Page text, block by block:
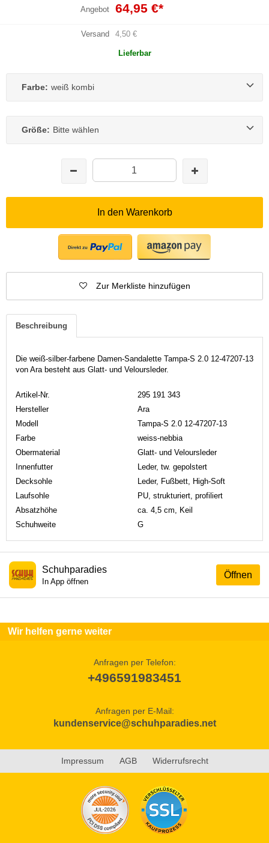
Angebot 64,95 €*
Versand 4,50 €
Lieferbar
Farbe: weiß kombi
Größe: Bitte wählen
In den Warenkorb
Zur Merkliste hinzufügen
Beschreibung
Die weiß-silber-farbene Damen-Sandalette Tampa-S 2.0 12-47207-13
von Ara besteht aus Glatt- und Veloursleder.
Artikel-Nr.
295 191 343
Hersteller
Ara
Modell
Tampa-S 2.0 12-47207-13
Farbe
weiss-nebbia
Obermaterial
Glatt- und Veloursleder
Innenfutter
Leder, tw. gepolstert
Decksohle
Leder, Fußbett, High-Soft
Laufsohle
PU, strukturiert, profiliert
Absatzhöhe
ca. 4,5 cm, Keil
Schuhweite
G
Öffnen
Schuhparadies
In App öffnen
Wir helfen gerne weiter
Anfragen per Telefon:
+496591983451
Anfragen per E-Mail:
kundenservice@schuhparadies.net
Impressum AGB Widerrufsrecht